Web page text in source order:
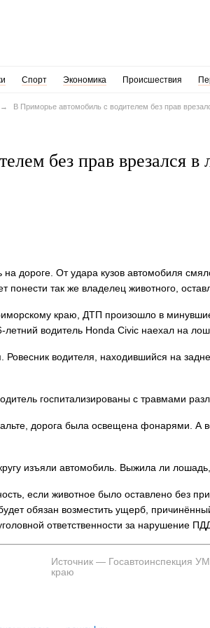
Спорт Экономика Происшествия
В Приморье автомобиль с водителем без прав
без прав врезался
дороге. От удара кузов автомобиля
так же владелец животного,
краю, ДТП произошло в минувшие
водитель Honda Civic наехал на
водителя, находившийся на
госпитализированы с травмами
дорога была освещена фонарями. А
изъяли автомобиль. Выжила ли лошадь,
если животное было оставлено без
обязан возместить ущерб,
ответственности за нарушение
Источник — Госавтоинспекция
краю